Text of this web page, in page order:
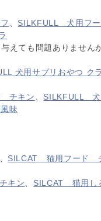
SILKFULL 犬用フ
えても問題ありません
犬用サプリおやつ ク
チキン
SILKFULL
味
SILCAT 猫用フード
キン
SILCAT 猫用し